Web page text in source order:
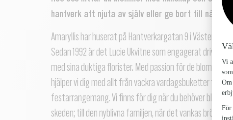
hantverk att njuta av själv eller ge bort till någon
Amaryllis har huserat på Hantverkargatan 9 i Västerås de
Sedan 1992 är det Lucie Ukvitne som engagerat driver
med sina duktiga florister. Med passion för de
hjälper vi dig med allt från vackra vardagsbuketter till
festarrangemang. Vi finns för dig när du behöver
skeden; till den nyblivna familjen, när det vankas bröllop